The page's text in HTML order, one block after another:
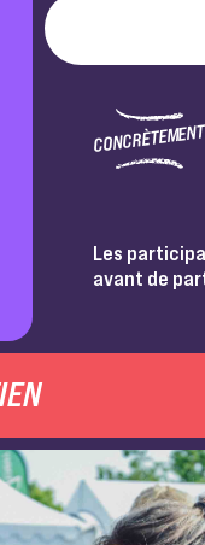
CONCRÈTEMENT
Les
avant de